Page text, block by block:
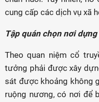
cung cấp các dịch vụ xã
Tập quán chọn nơi dựng
Theo quan niệm cổ
tưởng phải được xây
sát được khoảng không
ruộng nương, có nơi để